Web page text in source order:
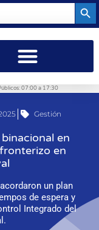
07:00 a 17:30
Gestión
en
en
un plan
de espera y
Integrado del